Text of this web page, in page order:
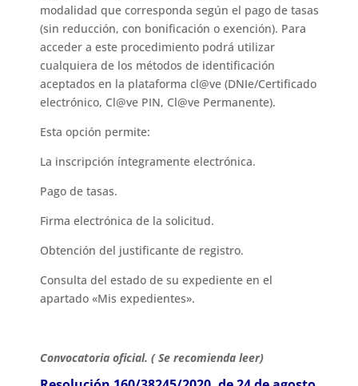
modalidad que corresponda según el pago de tasas
(sin reducción, con bonificación o exención). Para
acceder a este procedimiento podrá utilizar
cualquiera de los métodos de identificación
aceptados en la plataforma cl@ve (DNIe/Certificado
electrónico, Cl@ve PIN, Cl@ve Permanente).
Esta opción permite:
La inscripción íntegramente electrónica.
Pago de tasas.
Firma electrónica de la solicitud.
Obtención del justificante de registro.
Consulta del estado de su expediente en el
apartado «Mis expedientes».
Convocatoria oficial. ( Se recomienda leer)